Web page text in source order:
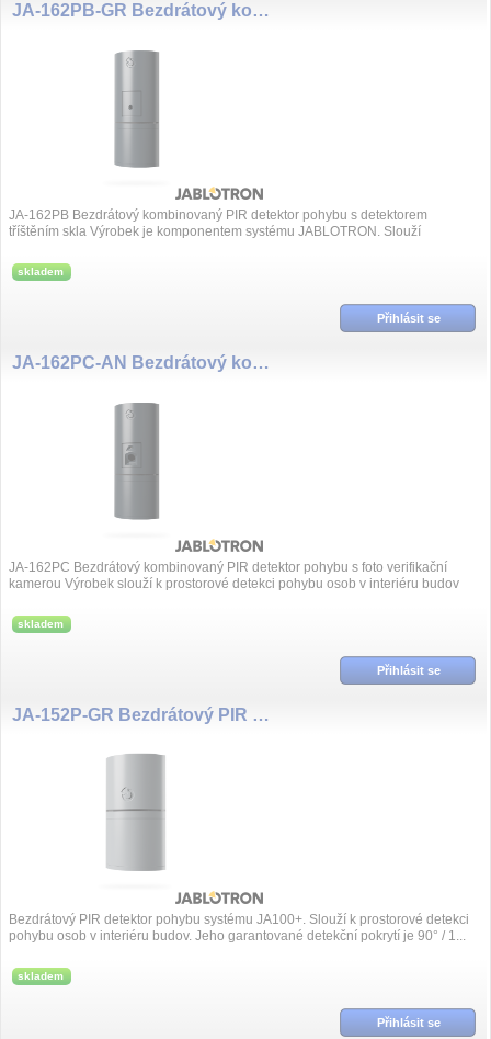
JA-162PB-GR Bezdrátový kombinovaný PIR detektor pohybu s detektorem tříštěním skla - šedý
JA-162PB Bezdrátový kombinovaný PIR detektor pohybu s detektorem
tříštěním skla Výrobek je komponentem systému JABLOTRON. Slouží
skladem
Přihlásit se
JA-162PC-AN Bezdrátový kombinovaný PIR detektor pohybu s foto verifikační kamerou
JA-162PC Bezdrátový kombinovaný PIR detektor pohybu s foto verifikační
kamerou Výrobek slouží k prostorové detekci pohybu osob v interiéru budov
skladem
Přihlásit se
JA-152P-GR Bezdrátový PIR detektor pohybu - šedý
Bezdrátový PIR detektor pohybu systému JA100+. Slouží k prostorové detekci
pohybu osob v interiéru budov. Jeho garantované detekční pokrytí je 90° / 1...
skladem
Přihlásit se